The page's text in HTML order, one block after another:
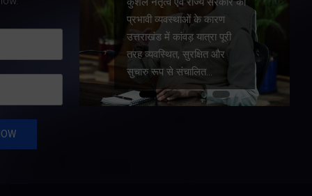
सुविधाओं के सुदृढ़ीकरण तथा
जीआईएस आधारित जल-निकासी
योजना के लिए कुल 1967 करोड़
की वित्तीय स्वीकृति प्रदान की है।
…